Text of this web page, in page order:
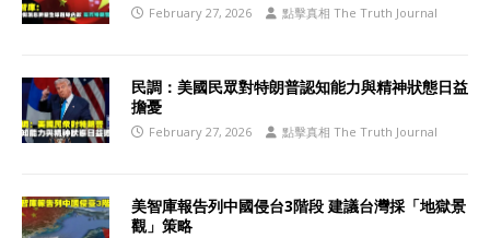
February 27, 2026 點擊真相 The Truth Journal
民調：美國民眾對特朗普認知能力與精神狀態日益
擔憂
February 27, 2026 點擊真相 The Truth Journal
美智庫報告列中國侵台3階段 建議台灣採「地獄景
觀」策略